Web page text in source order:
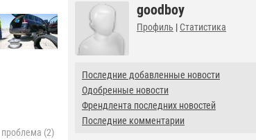
goodboy
Профиль | Статистика
Последние добавленные новости
Одобренные новости
Френдлента последних новостей
Последние комментарии
проблема (2)